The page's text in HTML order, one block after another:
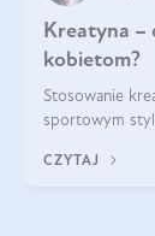
Kreatyna –
kobietom?
Stosowanie
sportowym
ten naturalny
CZYTAJ